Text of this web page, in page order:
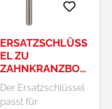
ERSATZSCHLÜSS
EL ZU
ZAHNKRANZBOH
RFUTTER
Der Ersatzschlüssel
passt für